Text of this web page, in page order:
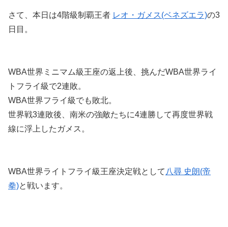
さて、本日は4階級制覇王者 レオ・ガメス(ベネズエラ)の3
日目。
WBA世界ミニマム級王座の返上後、挑んだWBA世界ライ
トフライ級で2連敗。
WBA世界フライ級でも敗北。
世界戦3連敗後、南米の強敵たちに4連勝して再度世界戦
線に浮上したガメス。
WBA世界ライトフライ級王座決定戦として 八尋 史朗(帝
拳)と戦います。